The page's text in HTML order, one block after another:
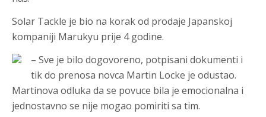
Solar Tackle je bio na korak od prodaje Japanskoj
kompaniji Marukyu prije 4 godine.
– Sve je bilo dogovoreno, potpisani dokumenti i
tik do prenosa novca Martin Locke je odustao.
Martinova odluka da se povuce bila je emocionalna i
jednostavno se nije mogao pomiriti sa tim.